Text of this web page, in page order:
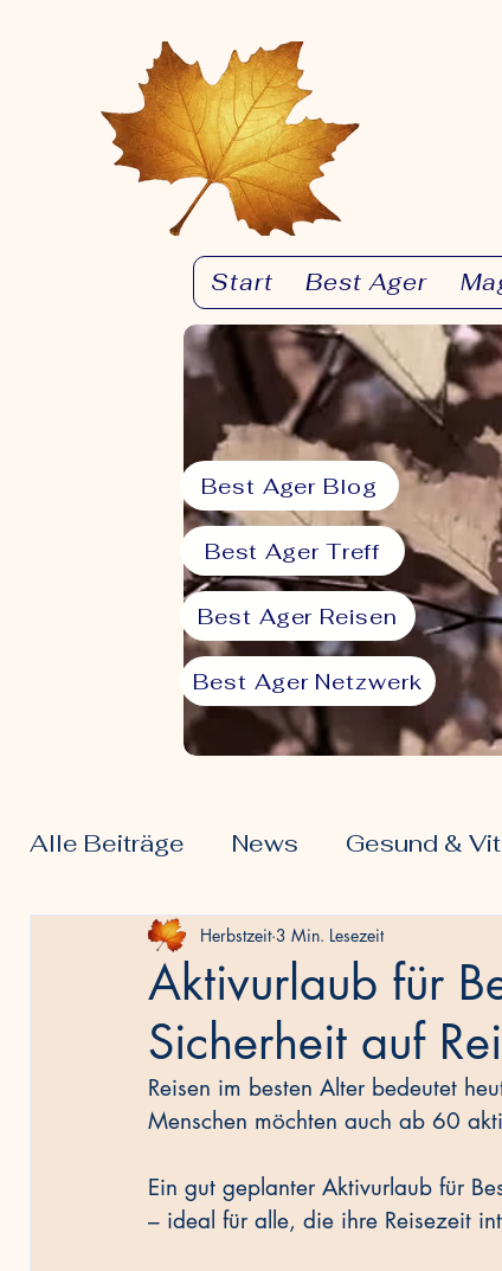
Best Ager Blog
Best Ager Treff
Best Ager Reisen
Best Ager Netzwerk
Start Best Ager
Alle Beiträge News Gesund &
Ernährung 50plus Freizeit &
Community & Spiritualität
Vorsicht & Recht
Aktivurlaub für
Sicherheit auf
Herbstzeit 3 Min. Lesezeit
Reisen im besten Alter bedeutet
Menschen möchten auch ab 60
Ein gut geplanter Aktivurlaub für
– ideal für alle, die ihre Reisezeit